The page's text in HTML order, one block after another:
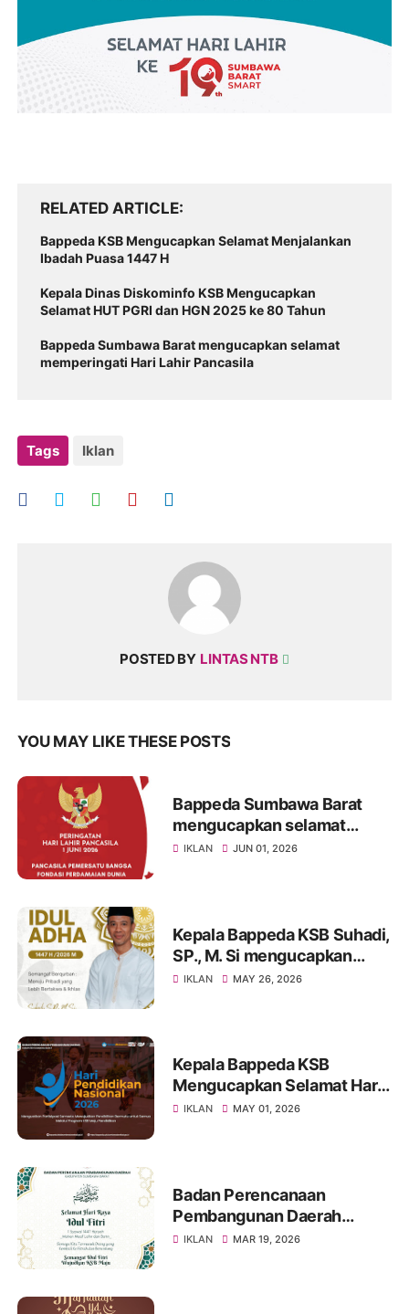
RELATED ARTICLE
Bappeda KSB Mengucapkan Selamat Menjalankan
Ibadah Puasa 1447 H
Kepala Dinas Diskominfo KSB Mengucapkan
Selamat HUT PGRI dan HGN 2025 ke 80 Tahun
Bappeda Sumbawa Barat mengucapkan selamat
memperingati Hari Lahir Pancasila
Tags Iklan
POSTED BY LINTAS NTB
YOU MAY LIKE THESE POSTS
Bappeda Sumbawa Barat
mengucapkan selamat
memperingati Hari Lahir
IKLAN JUN 01, 2026
Kepala Bappeda KSB Suhadi,
SP., M. Si mengucapkan
selamat hari raya Idul Adha
IKLAN MAY 26, 2026
Kepala Bappeda KSB
Mengucapkan Selamat Hari
Pendidikan Nasional 2026
IKLAN MAY 01, 2026
Badan Perencanaan
Pembangunan Daerah
(Bappeda) KSB
IKLAN MAR 19, 2026